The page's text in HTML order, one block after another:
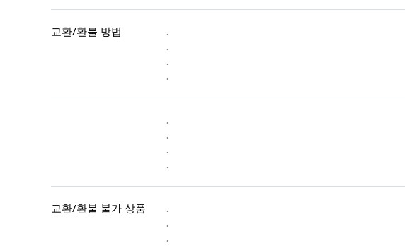
교환/환불 방법
.
.
.
.
.
.
.
.
교환/환불 불가 상품
.
.
.